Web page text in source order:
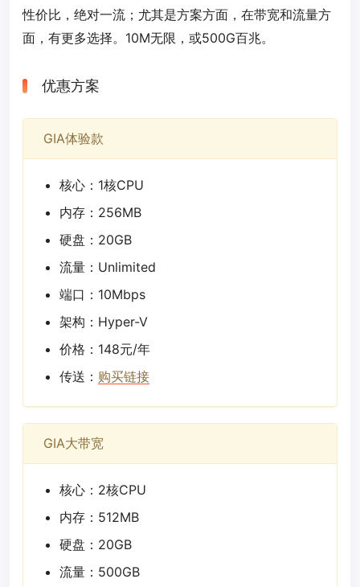
性价比，绝对一流；尤其是方案方面，在带宽和流量方
面，有更多选择。10M无限，或500G百兆。
优惠方案
GIA体验款
核心：1核CPU
内存：256MB
硬盘：20GB
流量：Unlimited
端口：10Mbps
架构：Hyper-V
价格：148元/年
传送： 购买链接
GIA大带宽
核心：2核CPU
内存：512MB
硬盘：20GB
流量：500GB